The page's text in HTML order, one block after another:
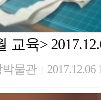
교육>
박물관 2017.12.06